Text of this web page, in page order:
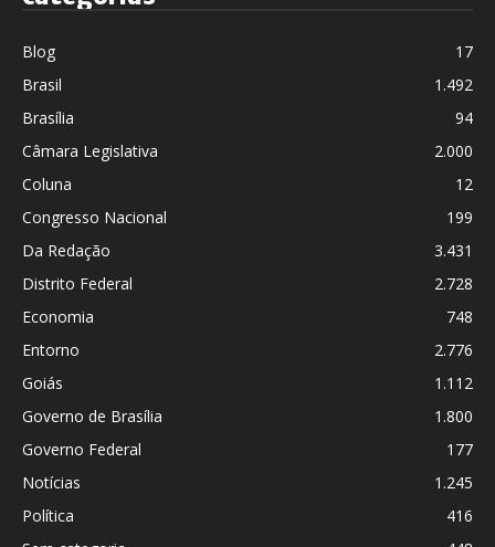
Blog
17
Brasil
1.492
Brasília
94
Câmara Legislativa
2.000
Coluna
12
Congresso Nacional
199
Da Redação
3.431
Distrito Federal
2.728
Economia
748
Entorno
2.776
Goiás
1.112
Governo de Brasília
1.800
Governo Federal
177
Notícias
1.245
Política
416